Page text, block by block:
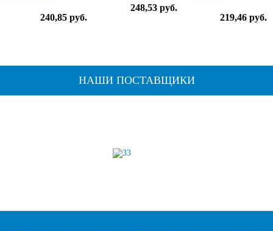
240,85 руб.
248,53 руб.
219,46 руб.
НАШИ ПОСТАВЩИКИ